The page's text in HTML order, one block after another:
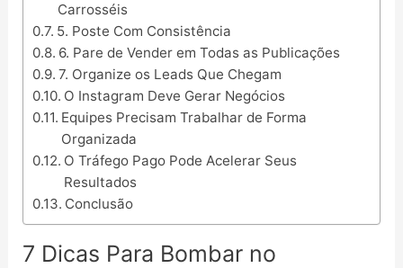
Carrosséis
5. Poste Com Consistência
6. Pare de Vender em Todas as Publicações
7. Organize os Leads Que Chegam
O Instagram Deve Gerar Negócios
Equipes Precisam Trabalhar de Forma
Organizada
O Tráfego Pago Pode Acelerar Seus
Resultados
Conclusão
7 Dicas Para Bombar no